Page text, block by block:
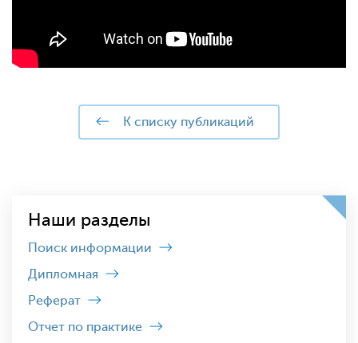
к списку публикаций
Наши разделы
Поиск информации
Дипломная
Реферат
Отчет по практике